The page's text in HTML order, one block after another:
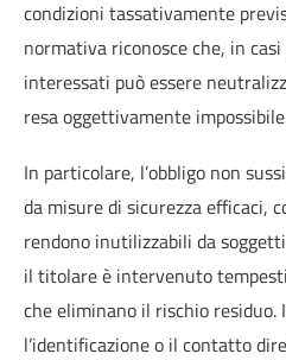
condizioni tassativamente
normativa riconosce che, in
interessati può essere
resa oggettivamente
In particolare, l’obbligo non
da misure di sicurezza efficaci,
rendono inutilizzabili da
il titolare è intervenuto
che eliminano il rischio residuo.
l’identificazione o il contatto